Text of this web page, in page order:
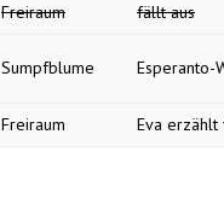
Freiraum
fällt aus
Sumpfblume Esperanto-
Freiraum Eva erzählt